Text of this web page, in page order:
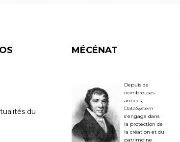
du
MÉCÉNAT
Depuis de
nombreuses
années,
DataSystem
s'engage dans
la protection de
la création et du
patrimoine